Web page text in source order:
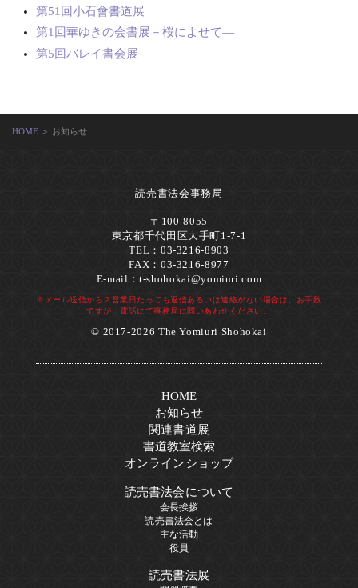
第51回小石會書道展
第1回華ゆきの会書展－桜によせて―
第5回バレイ書会展
HOME ＞ お知らせ
読売書法会事務局
〒100-8055
東京都千代田区大手町1-7-1
TEL：03-3216-8903
FAX：03-3216-8977
E-mail：t-shohokai@yomiuri.com
※メール送信から２営業日たっても返信あるいは連絡がない場合は、お手数
ですが、電話にて事務局に問いあわせください。
© 2017-2026 The Yomiuri Shohokai
HOME
お知らせ
関連書道展
書道教室検索
オンラインショップ
読売書法会について
会長挨拶
読売書法会とは
主な活動
役員
読売書法展